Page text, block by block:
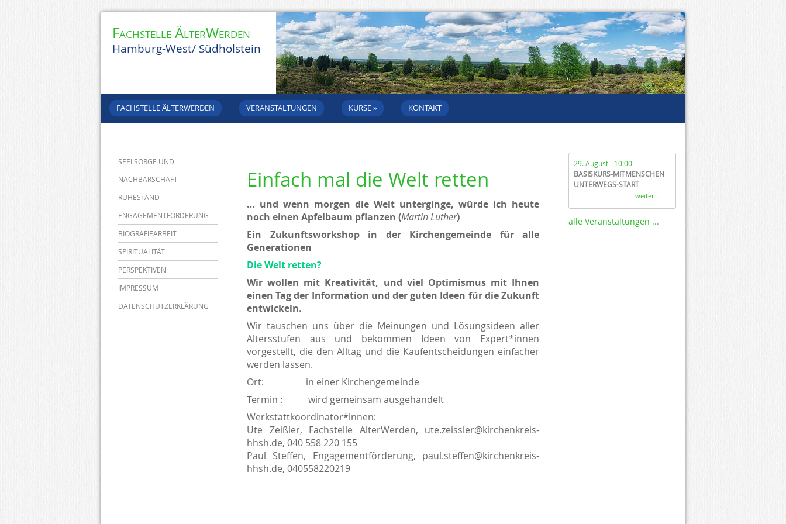
Fachstelle ÄlterWerden
Hamburg-West/ Südholstein
FACHSTELLE ÄLTERWERDEN VERANSTALTUNGEN KURSE» KONTAKT
SEELSORGE UND
NACHBARSCHAFT
RUHESTAND
ENGAGEMENTFÖRDERUNG
BIOGRAFIEARBEIT
SPIRITUALITÄT
PERSPEKTIVEN
IMPRESSUM
DATENSCHUTZERKLÄRUNG
Einfach mal die Welt retten
… und wenn morgen die Welt unterginge, würde ich heute
noch einen Apfelbaum pflanzen (Martin Luther)
Ein Zukunftsworkshop in der Kirchengemeinde für alle
Generationen
Die Welt retten?
Wir wollen mit Kreativität, und viel Optimismus mit Ihnen
einen Tag der Information und der guten Ideen für die Zukunft
entwickeln.
Wir tauschen uns über die Meinungen und Lösungsideen aller
Altersstufen aus und bekommen Ideen von Expert*innen
vorgestellt, die den Alltag und die Kaufentscheidungen einfacher
werden lassen.
Ort: in einer Kirchengemeinde
Termin : wird gemeinsam ausgehandelt
Werkstattkoordinator*innen:
Ute Zeißler, Fachstelle ÄlterWerden, ute.zeissler@kirchenkreis-
hhsh.de, 040 558 220 155
Paul Steffen, Engagementförderung, paul.steffen@kirchenkreis-
hhsh.de, 040558220219
29. August - 10:00
BASISKURS-MITMENSCHEN
UNTERWEGS-START
weiter...
alle Veranstaltungen ...